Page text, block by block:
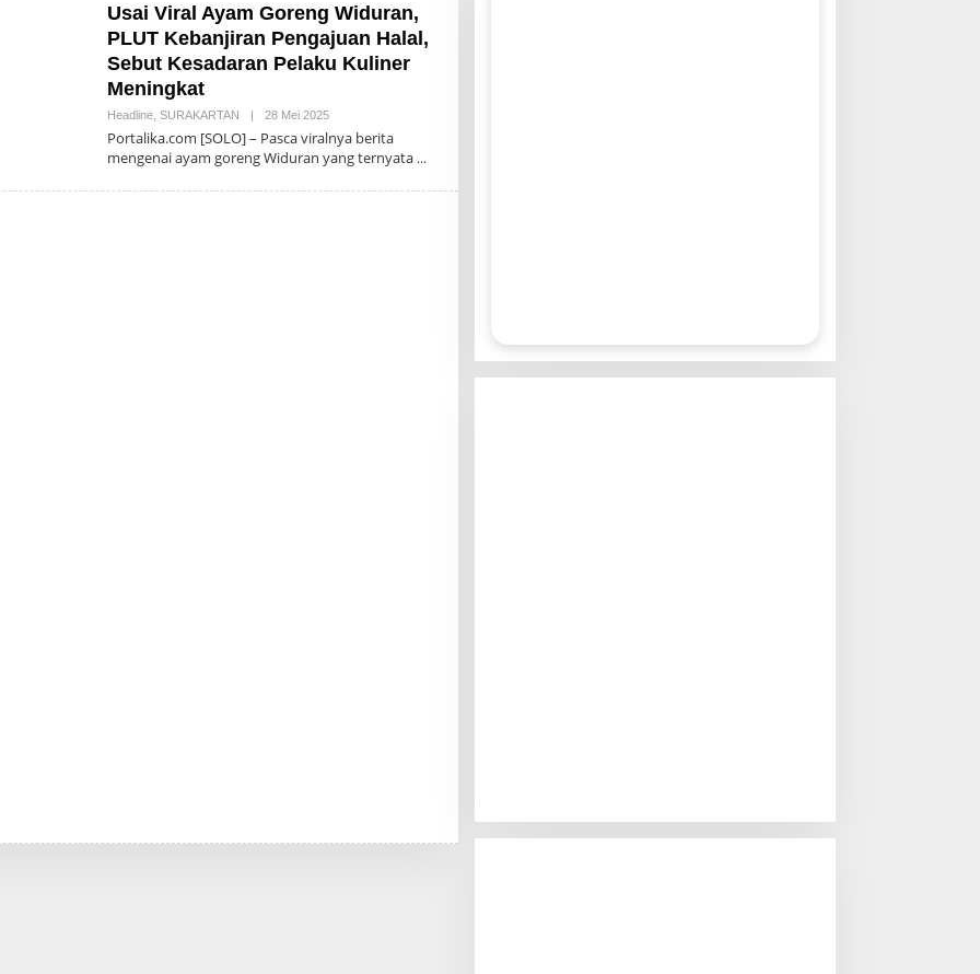
Usai Viral Ayam Goreng Widuran,
PLUT Kebanjiran Pengajuan Halal,
Sebut Kesadaran Pelaku Kuliner
Meningkat
Headline, SURAKARTAN | 28 Mei 2025Oleh
19
Portalika.com [SOLO] – Pasca viralnya berita
mengenai ayam goreng Widuran yang ternyata